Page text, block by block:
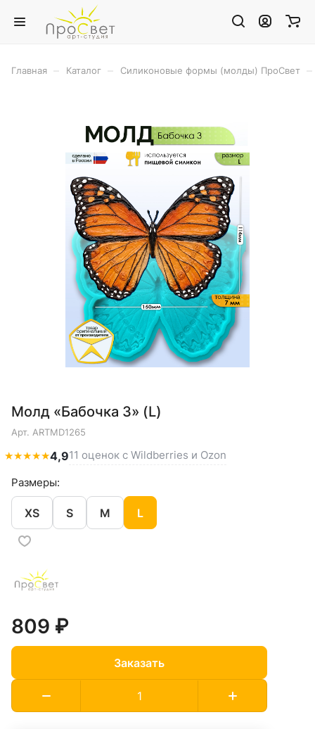
Главная Каталог Силиконовые формы (молды) ПроСвет
Молд «Бабочка 3» (L)
Арт. ARTMD1265
★★★★★4,911 оценок с Wildberries и Ozon
Размеры:
XS S M L
809 ₽
Заказать